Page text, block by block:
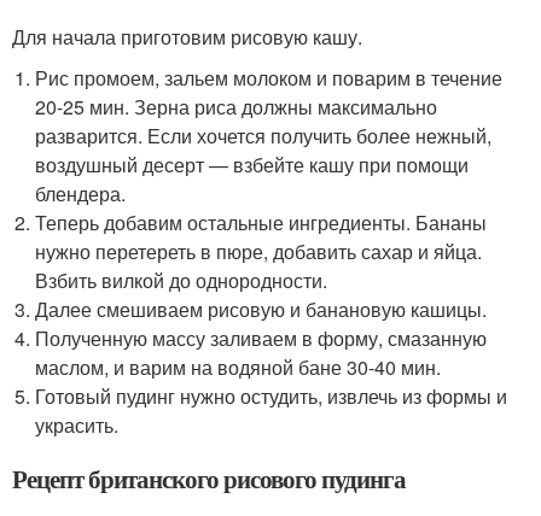
Для начала приготовим рисовую кашу.
Рис промоем, зальем молоком и поварим в течение
20-25 мин. Зерна риса должны максимально
разварится. Если хочется получить более нежный,
воздушный десерт — взбейте кашу при помощи
блендера.
Теперь добавим остальные ингредиенты. Бананы
нужно перетереть в пюре, добавить сахар и яйца.
Взбить вилкой до однородности.
Далее смешиваем рисовую и банановую кашицы.
Полученную массу заливаем в форму, смазанную
маслом, и варим на водяной бане 30-40 мин.
Готовый пудинг нужно остудить, извлечь из формы и
украсить.
Рецепт британского рисового пудинга